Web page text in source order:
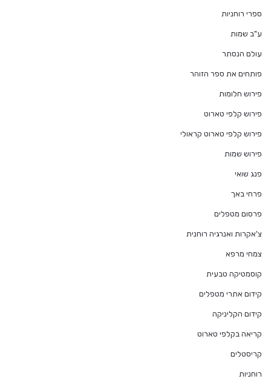
ספרי רוחניות
ע"ב שמות
עולם הנסתר
פותחים את ספר הזוהר
פירוש חלומות
פירוש קלפי טארוט
פירוש קלפי טארוט קראולי
פירוש שמות
פנג שואי
פרחי באך
פרסום מטפלים
צ'אקרות ואנרגיה רוחנית
צמחי מרפא
קוסמטיקה טבעית
קידום אתרי מטפלים
קידום הקליניקה
קריאה בקלפי טארוט
קריסטלים
רוחניות